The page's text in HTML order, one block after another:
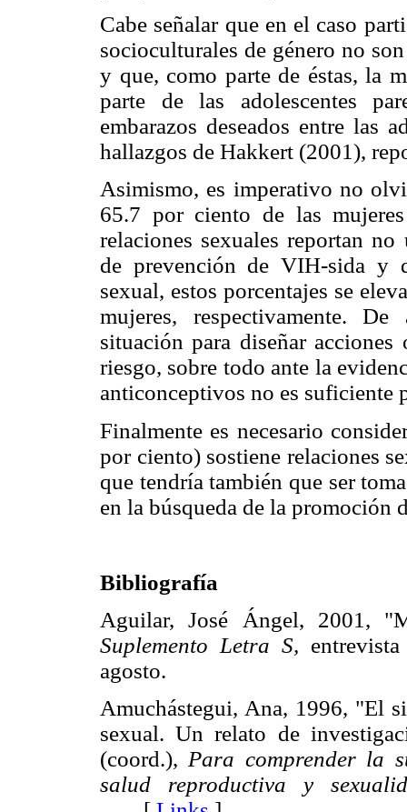
Cabe señalar que en el caso
socioculturales de género no
y que, como parte de éstas, la
parte de las adolescentes
embarazos deseados entre las
hallazgos de Hakkert (2001),
Asimismo, es imperativo no
65.7 por ciento de las
relaciones sexuales reportan
de prevención de VIH-sida y
sexual, estos porcentajes se
mujeres, respectivamente.
situación para diseñar
riesgo, sobre todo ante la
anticonceptivos no es suficiente
Finalmente es necesario
por ciento) sostiene relaciones
que tendría también que ser
en la búsqueda de la promoción
Bibliografía
Aguilar, José Ángel, 2001,
Suplemento Letra S,
agosto.
Amuchástegui, Ana, 1996, "El
sexual. Un relato de
(coord.), Para comprender la
salud reproductiva y